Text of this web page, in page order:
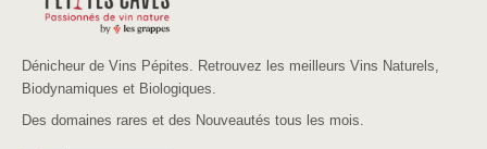
Dénicheur de Vins Pépites. Retrouvez les meilleurs Vins Naturels,
Biodynamiques et Biologiques.
Des domaines rares et des Nouveautés tous les mois.